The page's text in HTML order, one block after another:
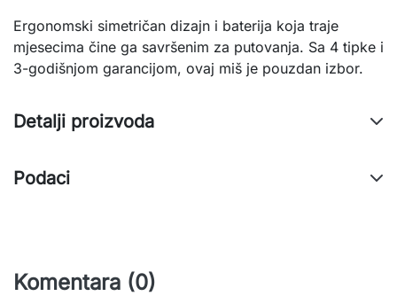
Ergonomski simetričan dizajn i baterija koja traje
mjesecima čine ga savršenim za putovanja. Sa 4 tipke i
3-godišnjom garancijom, ovaj miš je pouzdan izbor.
Detalji proizvoda
Podaci
Komentara (0)